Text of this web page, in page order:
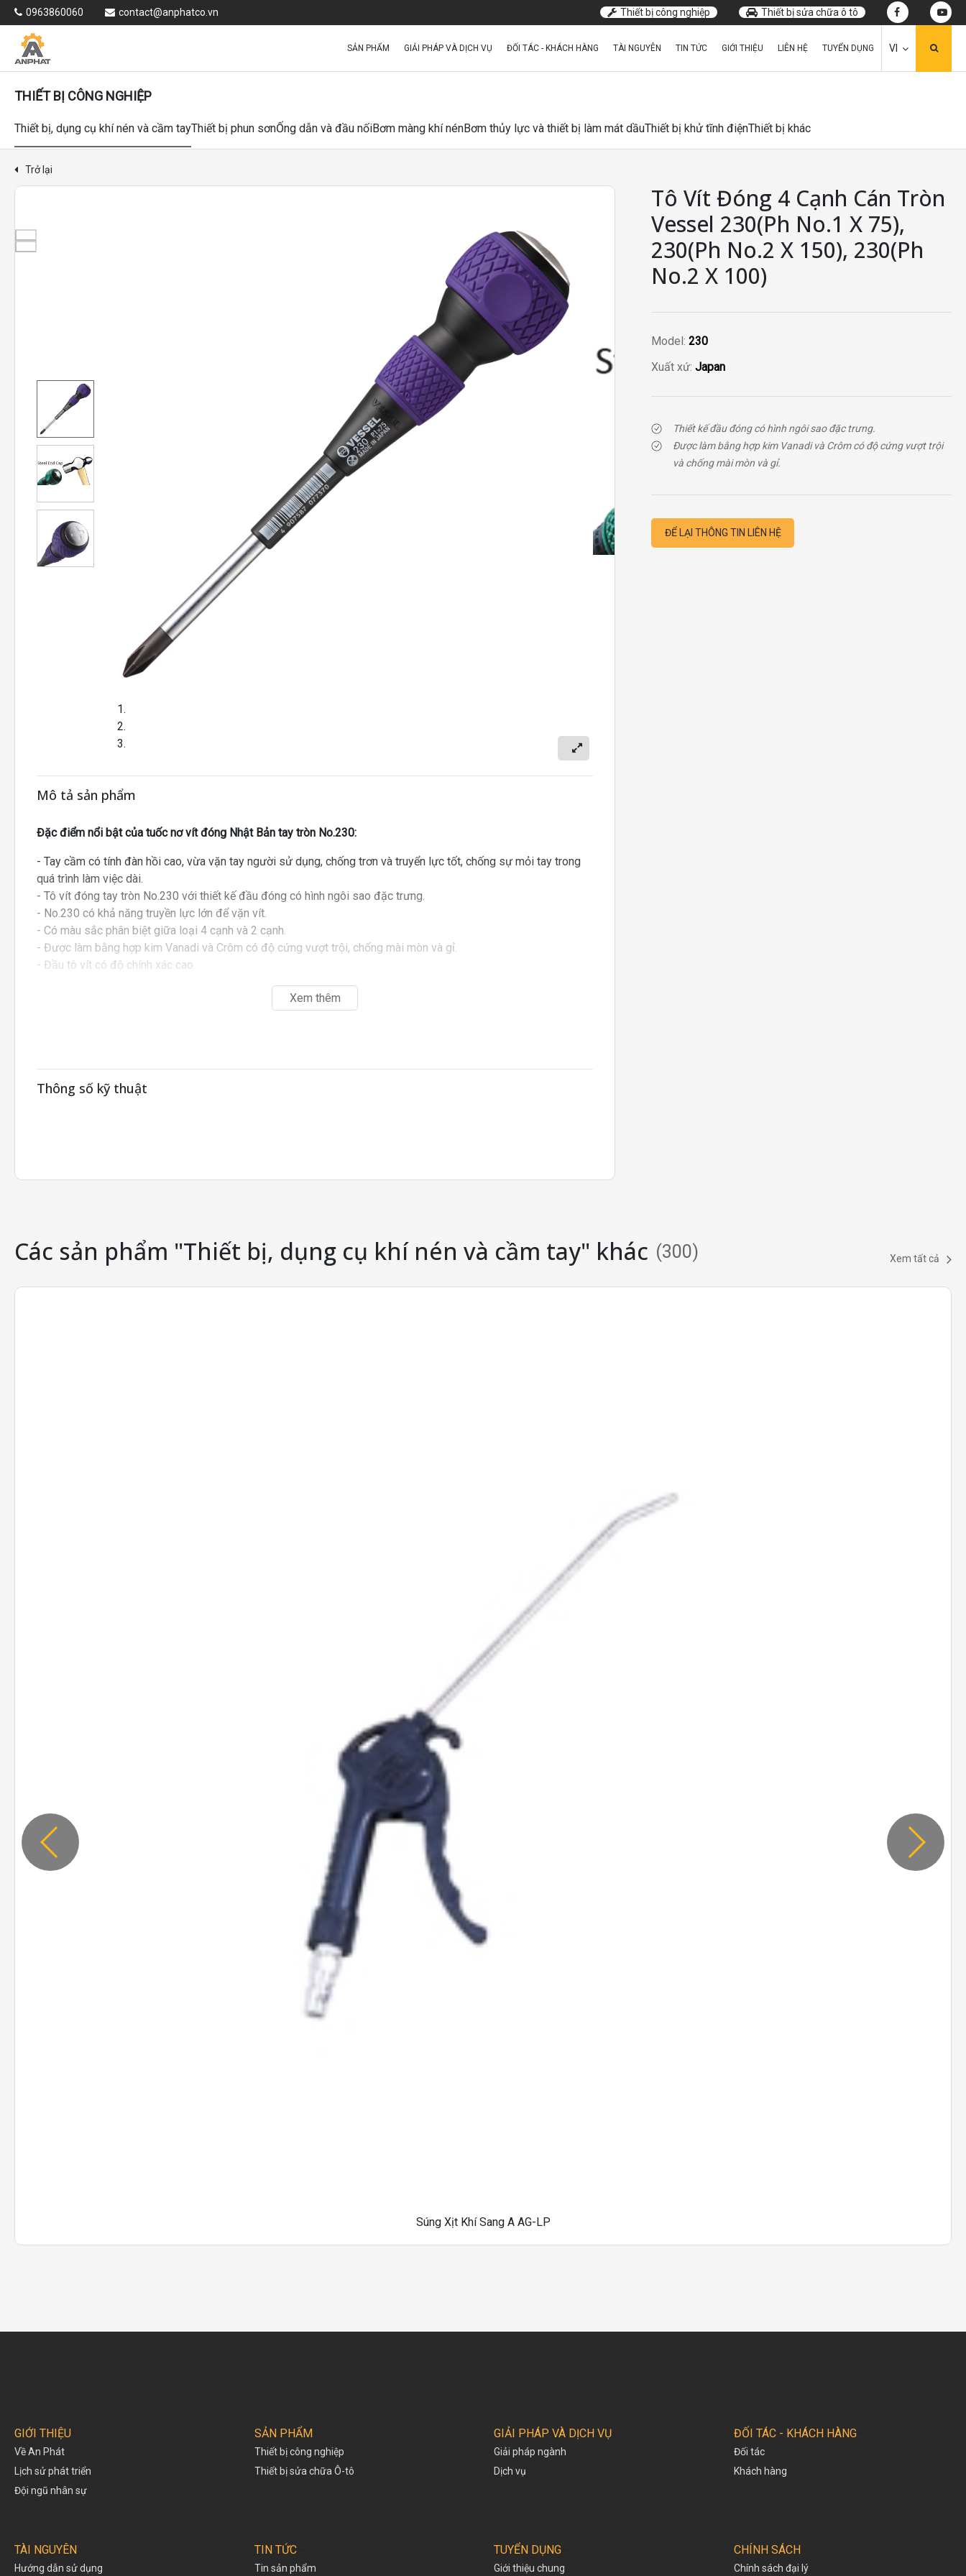
0963860060 contact@anphatco.vn Thiết bị công nghiệp Thiết bị sửa chữa ô tô
SẢN PHẨM GIẢI PHÁP VÀ DỊCH VỤ ĐỐI TÁC - KHÁCH HÀNG TÀI NGUYÊN TIN TỨC GIỚI THIỆU LIÊN HỆ TUYỂN DỤNG VI
THIẾT BỊ CÔNG NGHIỆP
Thiết bị, dụng cụ khí nén và cầm tayThiết bị phun sơnỐng dẫn và đầu nốiBơm màng khí nénBơm thủy lực và thiết bị làm mát dầuThiết bị khử tĩnh điệnThiết bị khác
Trở lại
Mô tả sản phẩm
Đặc điểm nổi bật của tuốc nơ vít đóng Nhật Bản tay tròn No.230:
- Tay cầm có tính đàn hồi cao, vừa vặn tay người sử dụng, chống trơn và truyển lực tốt, chống sự mỏi tay trong
quá trình làm việc dài.
- Tô vít đóng tay tròn No.230 với thiết kế đầu đóng có hình ngôi sao đặc trưng.
- No.230 có khả năng truyền lực lớn để vặn vít.
- Có màu sắc phân biệt giữa loại 4 cạnh và 2 cạnh.
- Được làm bằng hợp kim Vanadi và Crôm có độ cứng vượt trội, chống mài mòn và gỉ.
- Đầu tô vít có độ chính xác cao.
Xem thêm
Thông số kỹ thuật
Tô Vít Đóng 4 Cạnh Cán Tròn
Vessel 230(Ph No.1 X 75),
230(Ph No.2 X 150), 230(Ph
No.2 X 100)
Model: 230
Xuất xứ: Japan
Thiết kế đầu đóng có hình ngôi sao đặc trưng.
Được làm bằng hợp kim Vanadi và Crôm có độ cứng vượt trội
và chống mài mòn và gỉ.
ĐỂ LẠI THÔNG TIN LIÊN HỆ
Các sản phẩm "Thiết bị, dụng cụ khí nén và cầm tay" khác (300) Xem tất cả
Súng Xịt Khí Sang A AG-LP
GIỚI THIỆU
Về An Phát
Lịch sử phát triển
Đội ngũ nhân sự
SẢN PHẨM
Thiết bị công nghiệp
Thiết bị sửa chữa Ô-tô
GIẢI PHÁP VÀ DỊCH VỤ
Giải pháp ngành
Dịch vụ
ĐỐI TÁC - KHÁCH HÀNG
Đối tác
Khách hàng
TÀI NGUYÊN
Hướng dẫn sử dụng
TIN TỨC
Tin sản phẩm
TUYỂN DỤNG
Giới thiệu chung
CHÍNH SÁCH
Chính sách đại lý